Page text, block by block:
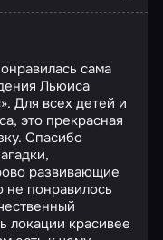
сама
Льюиса
Для всех детей и
это прекрасная
Спасибо
развивающие
не понравилось
локации красивее